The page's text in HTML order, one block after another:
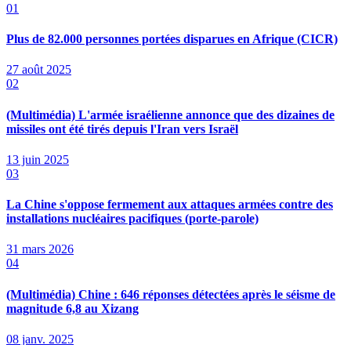
01
Plus de 82.000 personnes portées disparues en Afrique (CICR)
27 août 2025
02
(Multimédia) L'armée israélienne annonce que des dizaines de
missiles ont été tirés depuis l'Iran vers Israël
13 juin 2025
03
La Chine s'oppose fermement aux attaques armées contre des
installations nucléaires pacifiques (porte-parole)
31 mars 2026
04
(Multimédia) Chine : 646 réponses détectées après le séisme de
magnitude 6,8 au Xizang
08 janv. 2025